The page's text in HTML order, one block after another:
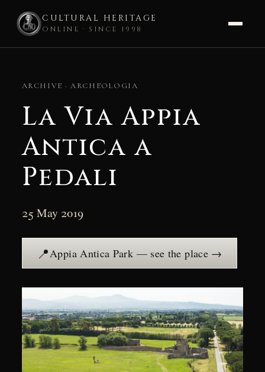
CULTURAL HERITAGE
ONLINE · SINCE 1998
contentARCHIVE · ARCHEOLOGIA
La Via Appia
Antica a
Pedali
25 May 2019
📍Appia Antica Park — see the place →